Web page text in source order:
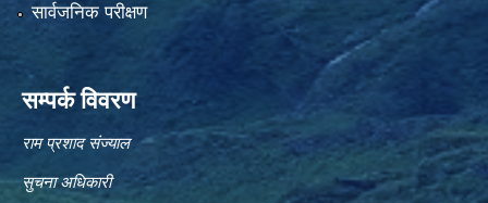
सार्वजनिक परीक्षण
सम्पर्क विवरण
राम प्रशाद संज्याल
सुचना अधिकारी